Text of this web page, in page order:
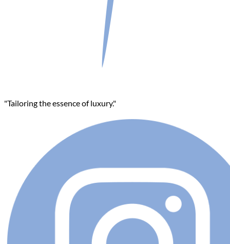
"Tailoring the essence of luxury."